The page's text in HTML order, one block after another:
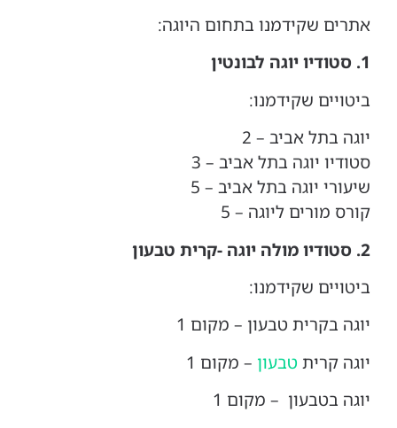
אתרים שקידמנו בתחום היוגה:
1. סטודיו יוגה לבונטין
ביטויים שקידמנו:
יוגה בתל אביב – 2
סטודיו יוגה בתל אביב – 3
שיעורי יוגה בתל אביב – 5
קורס מורים ליוגה – 5
2. סטודיו מולה יוגה -קרית טבעון
ביטויים שקידמנו:
יוגה בקרית טבעון – מקום 1
יוגה קרית טבעון – מקום 1
יוגה בטבעון – מקום 1